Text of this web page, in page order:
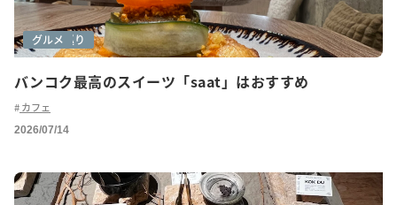
バンコク最高のスイーツ「saat」はおすすめ
カフェ巡り
グルメ
カフェ
2026/07/14